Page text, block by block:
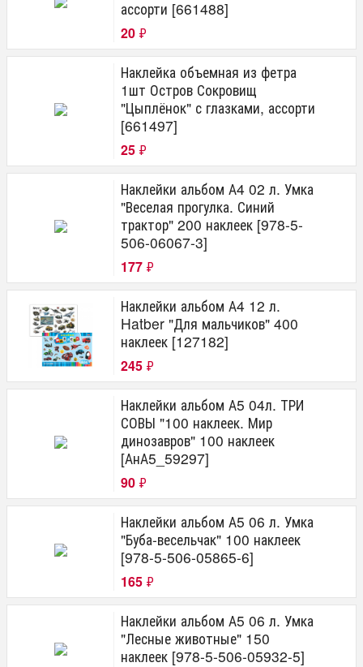
ассорти [661488]
20 ₽
Наклейка объемная из фетра
1шт Остров Сокровищ
"Цыплёнок" с глазками, ассорти
[661497]
25 ₽
Наклейки альбом А4 02 л. Умка
"Веселая прогулка. Синий
трактор" 200 наклеек [978-5-
506-06067-3]
177 ₽
Наклейки альбом А4 12 л.
Hatber "Для мальчиков" 400
наклеек [127182]
245 ₽
Наклейки альбом А5 04л. ТРИ
СОВЫ "100 наклеек. Мир
динозавров" 100 наклеек
[АнА5_59297]
90 ₽
Наклейки альбом А5 06 л. Умка
"Буба-весельчак" 100 наклеек
[978-5-506-05865-6]
165 ₽
Наклейки альбом А5 06 л. Умка
"Лесные животные" 150
наклеек [978-5-506-05932-5]